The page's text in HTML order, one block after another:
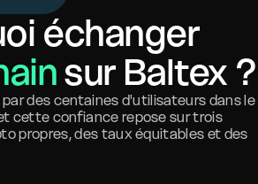
échanger
sur Baltex ?
des centaines d'utilisateurs dans le
cette confiance repose sur trois
propres, des taux équitables et des